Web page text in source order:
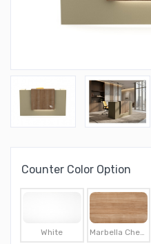
Counter Color Option
White Marbella Cherry